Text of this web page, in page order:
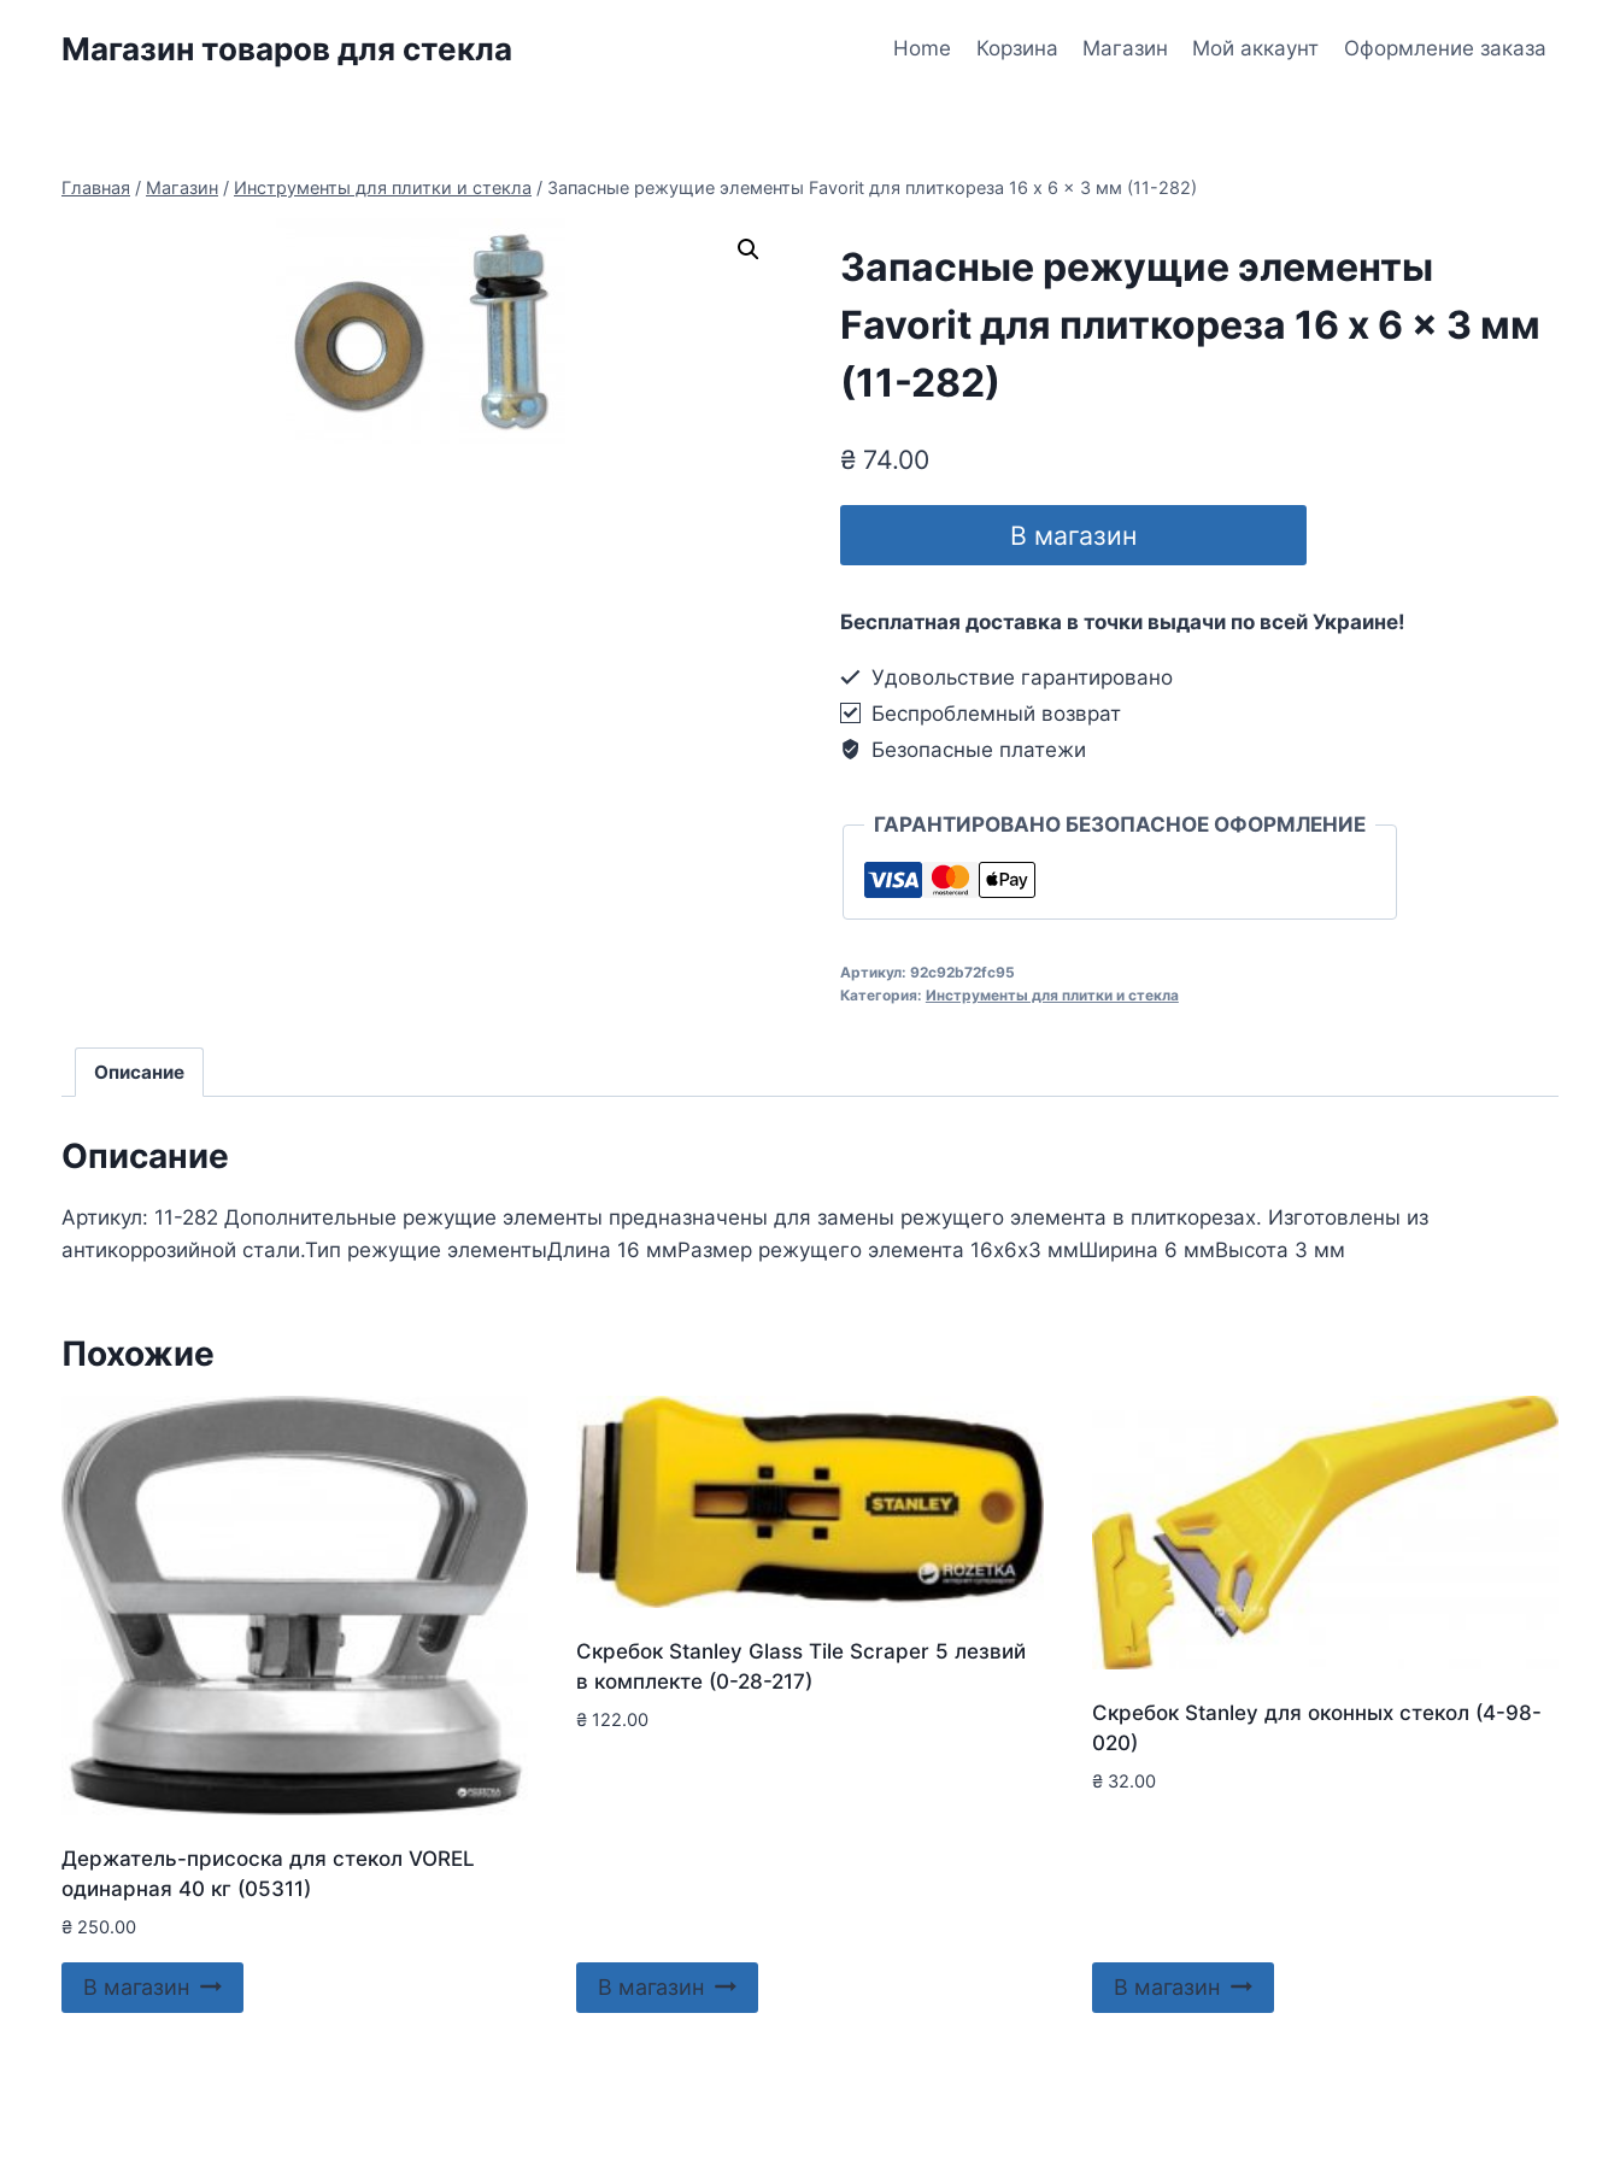
Магазин товаров для стекла Home Корзина Магазин Мой аккаунт Оформление заказа
Главная / Магазин / Инструменты для плитки и стекла / Запасные режущие элементы Favorit для плиткореза 16 x 6 x 3 мм (11-282)
Запасные режущие элементы
Favorit для плиткореза 16 x 6 x 3 мм
(11-282)
₴74.00
В магазин
Бесплатная доставка в точки выдачи по всей Украине!
Удовольствие гарантировано
Беспроблемный возврат
Безопасные платежи
ГАРАНТИРОВАНО БЕЗОПАСНОЕ ОФОРМЛЕНИЕ
Артикул: 92c92b72fc95
Категория: Инструменты для плитки и стекла
Описание
Описание
Артикул: 11-282 Дополнительные режущие элементы предназначены для замены режущего элемента в плиткорезах. Изготовлены из
антикоррозийной стали.Тип режущие элементыДлина 16 ммРазмер режущего элемента 16х6х3 ммШирина 6 ммВысота 3 мм
Похожие
Держатель-присоска для стекол VOREL
одинарная 40 кг (05311)
₴ 250.00
В магазин
Скребок Stanley Glass Tile Scraper 5 лезвий
в комплекте (0-28-217)
₴ 122.00
В магазин
Скребок Stanley для оконныx стекол (4-98-
020)
₴32.00
В магазин